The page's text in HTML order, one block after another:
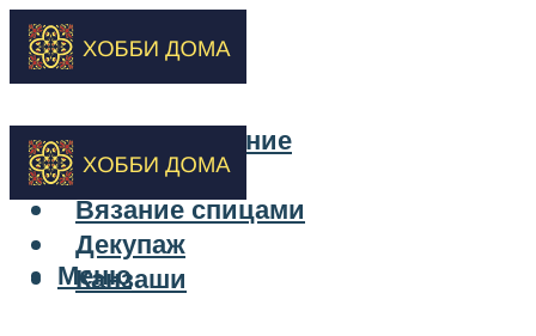
Бисероплетение
Вышивка
Вязание спицами
Декупаж
Канзаши
Меню